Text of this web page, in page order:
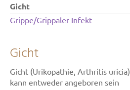
Gicht
Grippe/Grippaler Infekt
Gicht
Gicht (Urikopathie, Arthritis uricia)
kann entweder angeboren sein